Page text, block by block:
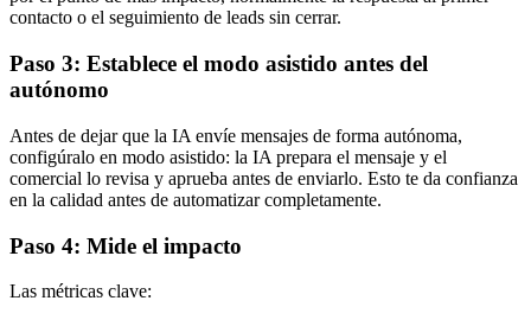
contacto o el seguimiento de leads sin cerrar.
Paso 3: Establece el modo asistido antes del
autónomo
Antes de dejar que la IA envíe mensajes de forma autónoma,
configúralo en modo asistido: la IA prepara el mensaje y el
comercial lo revisa y aprueba antes de enviarlo. Esto te da confianza
en la calidad antes de automatizar completamente.
Paso 4: Mide el impacto
Las métricas clave: